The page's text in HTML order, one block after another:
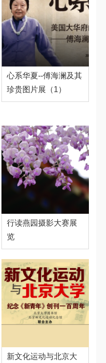
心系华夏--傅海澜及其
珍贵图片展（1）
行读燕园摄影大赛展
览
新文化运动与北京大